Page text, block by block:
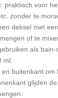
praktisch voor
zonder te
deksel met
of te
als
ml.
buitenkant om
glijden